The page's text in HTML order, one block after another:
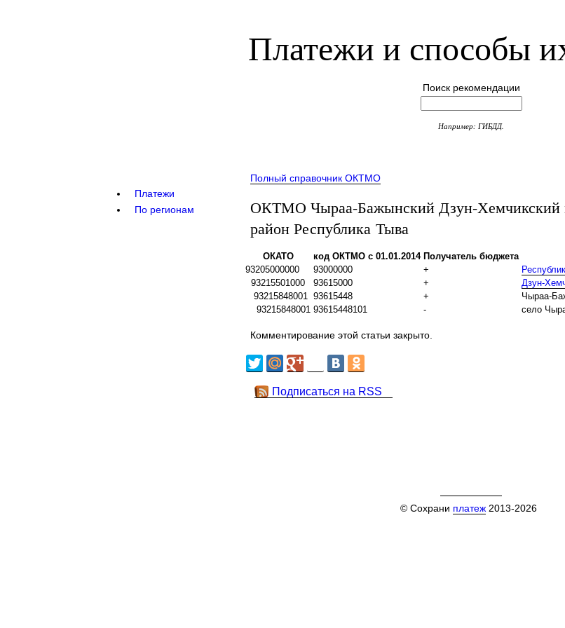
Платежи и способы
Поиск рекомендации
Например: ГИБДД.
Платежи
По регионам
Полный справочник ОКТМО
ОКТМО Чыраа-Бажынский Дзун-Хемчикский
район Республика Тыва
ОКАТО код ОКТМО с 01.01.2014 Получатель бюджета
93205000000
93000000 +
93215501000
93615000 +
Дзун-
93215848001 93615448 +
Чыраа-
93215848001 93615448101 - село
Комментирование этой статьи закрыто.
Подписаться на RSS
© Сохрани платеж2013-2026